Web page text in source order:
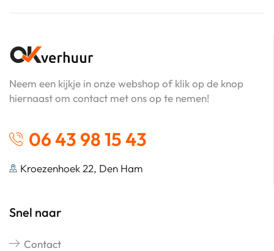
Neem een kijkje in onze webshop of klik op de knop
hiernaast om contact met ons op te nemen!
06 43 98 15 43
Kroezenhoek 22, Den Ham
Snel naar
Contact